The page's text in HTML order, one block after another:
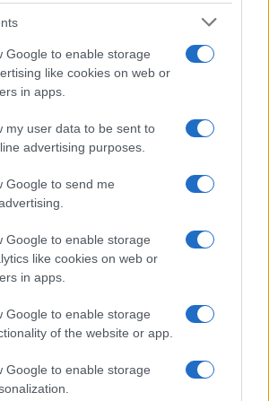
Google to enable storage
like cookies on web or
in apps.
my user data to be sent to
advertising purposes.
Google to send me
Google to enable storage
like cookies on web or
in apps.
Google to enable storage
of the website or app.
Google to enable storage
de la tech : Apple contre OpenAI